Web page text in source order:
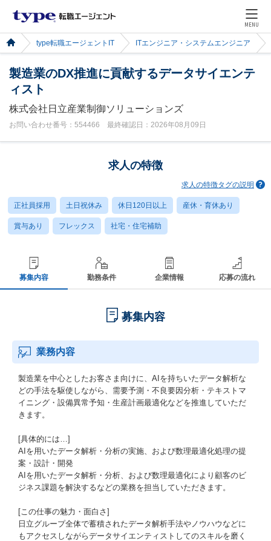
MENU
type転職エージェントIT ITエンジニア・システムエンジニア
製造業のDX推進に貢献するデータサイエンテ
ィスト
株式会社日立産業制御ソリューションズ
お問い合わせ番号：554466 最終確認日：2026年08月09日
求人の特徴
求人の特徴タグの説明
正社員採用 土日祝休み 休日120日以上 産休・育休あり
賞与あり フレックス 社宅・住宅補助
募集内容 勤務条件 企業情報 応募の流れ
募集内容
業務内容
製造業を中心としたお客さま向けに、AIを持ちいたデータ解析な
どの手法を駆使しながら、需要予測・不良要因分析・テキストマ
イニング・設備異常予知・生産計画最適化などを推進していただ
きます。
[具体的には…]
AIを用いたデータ解析・分析の実施、および数理最適化処理の提
案・設計・開発
AIを用いたデータ解析・分析、および数理最適化により顧客のビ
ジネス課題を解決するなどの業務を担当していただきます。
[この仕事の魅力・面白さ]
日立グループ全体で蓄積されたデータ解析手法やノウハウなどに
もアクセスしながらデータサイエンティストしてのスキルを磨く